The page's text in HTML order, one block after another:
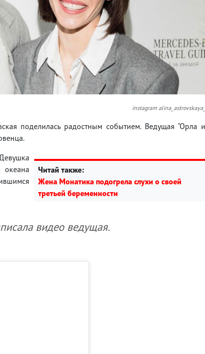
instagram alina_astrovskaya_
поделилась радостным событием. Ведущая "Орла и
Читай также:
Жена Монатика подогрела слухи о своей
третьей беременности
видео ведущая.